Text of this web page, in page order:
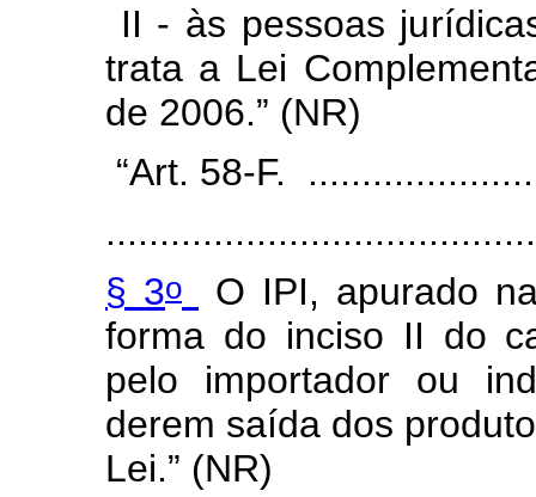
II - às pessoas
trata a Lei
de 2006.” (NR)
“Art. 58-F.
§ 3o
O IPI, apurado
forma do inciso II do
pelo importador ou
derem saída dos
Lei.” (NR)